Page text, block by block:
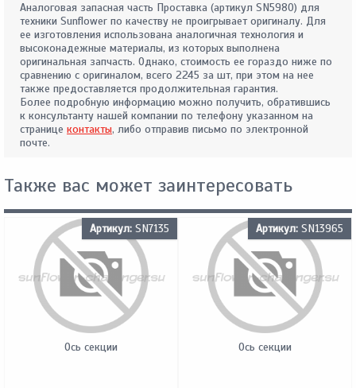
Аналоговая запасная часть Проставка (артикул SN5980) для
техники Sunflower по качеству не проигрывает оригиналу. Для
ее изготовления использована аналогичная технология и
высоконадежные материалы, из которых выполнена
оригинальная запчасть. Однако, стоимость ее гораздо ниже по
сравнению с оригиналом, всего 2245 за шт, при этом на нее
также предоставляется продолжительная гарантия.
Более подробную информацию можно получить, обратившись
к консультанту нашей компании по телефону указанном на
странице контакты, либо отправив письмо по электронной
почте.
Также вас может заинтересовать
Артикул: SN7135
Ось секции
Артикул: SN13965
Ось секции